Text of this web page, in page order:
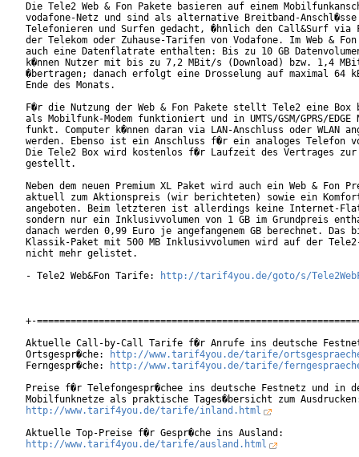
Die Tele2 Web & Fon Pakete basieren auf einem
vodafone-Netz und sind als alternative Breitband-Anschl�sse
Telefonieren und Surfen gedacht, �hnlich den Call&Surf via
der Telekom oder Zuhause-Tarifen von Vodafone. Im Web &
auch eine Datenflatrate enthalten: Bis zu 10 GB
k�nnen Nutzer mit bis zu 7,2 MBit/s (Download) bzw. 1,4
�bertragen; danach erfolgt eine Drosselung auf maximal 64
Ende des Monats.
F�r die Nutzung der Web & Fon Pakete stellt Tele2 eine
als Mobilfunk-Modem funktioniert und in UMTS/GSM/GPRS/EDGE
funkt. Computer k�nnen daran via LAN-Anschluss oder WLAN
werden. Ebenso ist ein Anschluss f�r ein analoges Telefon
Die Tele2 Box wird kostenlos f�r Laufzeit des Vertrages zur
gestellt.
Neben dem neuen Premium XL Paket wird auch ein Web & Fon
aktuell zum Aktionspreis (wir berichteten) sowie ein
angeboten. Beim letzteren ist allerdings keine Internet-
sondern nur ein Inklusivvolumen von 1 GB im Grundpreis
danach werden 0,99 Euro je angefangenem GB berechnet. Das
Klassik-Paket mit 500 MB Inklusivvolumen wird auf der
nicht mehr gelistet.
- Tele2 Web&Fon Tarife:
http://tarif4you.de/goto/s/
+-
Aktuelle Call-by-Call Tarife f�r Anrufe ins deutsche
Ortsgespr�che:
http://www.tarif4you.de/tarife/
Ferngespr�che:
http://www.tarif4you.de/tarife/
Preise f�r Telefongespr�chee ins deutsche Festnetz und in
http://www.tarif4you.de/tarife/inland.html
http://www.tarif4you.de/tarife/ausland.html